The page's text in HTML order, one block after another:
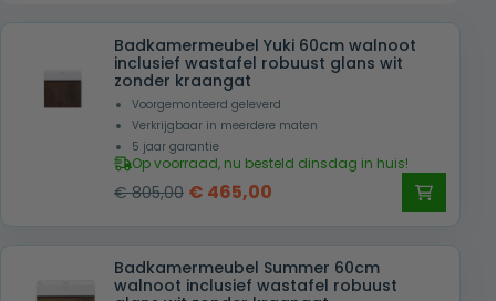
Badkamermeubel Yuki 60cm walnoot
inclusief wastafel robuust glans wit
zonder kraangat
Voorgemonteerd geleverd
Verkrijgbaar in meerdere maten
5 jaar garantie
Op voorraad, nu besteld dinsdag in huis!
€805,00 Oorspronkelijke
was:
€ 805,00.
€ 465,00
is:
€ 465,00.
Badkamermeubel Summer 60cm
walnoot inclusief wastafel robuust